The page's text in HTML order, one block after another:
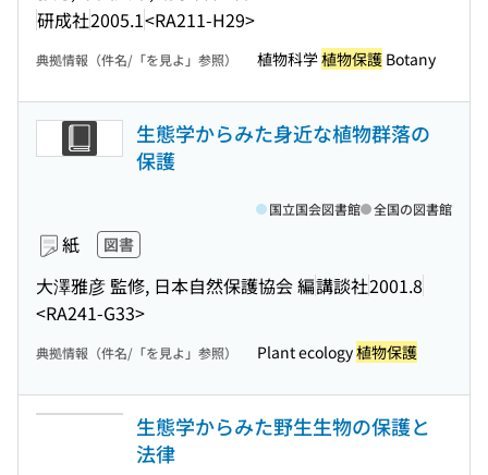
研成社2005.1<RA211-H29>
典拠情報（件名/「を見よ」参照） 植物科学植物保護 Botany
生態学からみた身近な植物群落の
保護
紙 図書
大澤雅彦 監修, 日本自然保護協会 編講談社2001.8
<RA241-G33>
国立国会図書館 全国の図書館
典拠情報（件名/「を見よ」参照） Plant ecology植物保護
生態学からみた野生生物の保護と
法律